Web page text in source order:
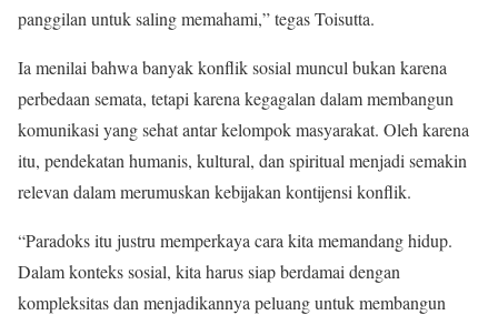
panggilan untuk saling memahami,” tegas Toisutta.
Ia menilai bahwa banyak konflik sosial muncul bukan karena
perbedaan semata, tetapi karena kegagalan dalam membangun
komunikasi yang sehat antar kelompok masyarakat. Oleh karena
itu, pendekatan humanis, kultural, dan spiritual menjadi semakin
relevan dalam merumuskan kebijakan kontijensi konflik.
“Paradoks itu justru memperkaya cara kita memandang hidup.
Dalam konteks sosial, kita harus siap berdamai dengan
kompleksitas dan menjadikannya peluang untuk membangun